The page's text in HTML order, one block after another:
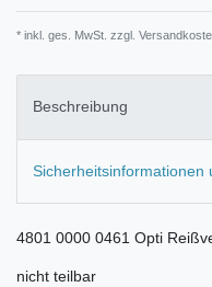
* inkl. ges. MwSt. zzgl.
Beschreibung
Sicherheitsinformationen
4801 0000 0461 Opti
nicht teilbar